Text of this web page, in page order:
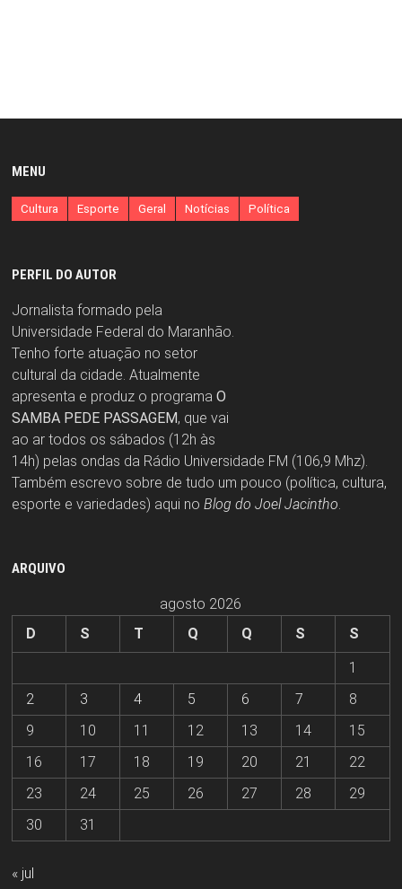
MENU
Cultura Esporte Geral Notícias Política
PERFIL DO AUTOR
Jornalista formado pela
Universidade Federal do Maranhão.
Tenho forte atuação no setor
cultural da cidade. Atualmente
apresenta e produz o programa O
SAMBA PEDE PASSAGEM, que vai
ao ar todos os sábados (12h às
14h) pelas ondas da Rádio Universidade FM (106,9 Mhz).
Também escrevo sobre de tudo um pouco (política, cultura,
esporte e variedades) aqui no Blog do Joel Jacintho.
ARQUIVO
agosto 2026
D
S T Q Q S
S
1
2
3 4 5 6 7
8
9
10 11 12 13 14
15
16
17 18 19 20 21
22
23
24 25 26 27 28
29
30
31
« jul